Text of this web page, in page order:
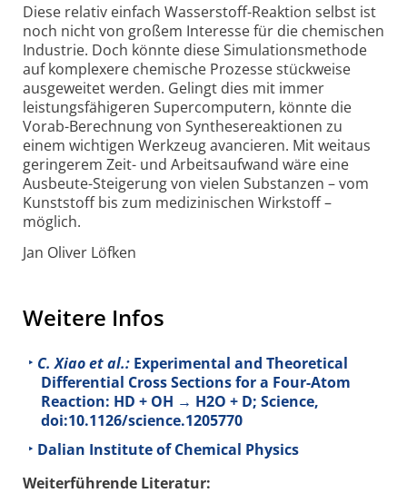
Diese relativ einfach Wasserstoff-Reaktion selbst ist
noch nicht von großem Interesse für die chemischen
Industrie. Doch könnte diese Simulationsmethode
auf komplexere chemische Prozesse stückweise
ausgeweitet werden. Gelingt dies mit immer
leistungsfähigeren Supercomputern, könnte die
Vorab-Berechnung von Synthesereaktionen zu
einem wichtigen Werkzeug avancieren. Mit weitaus
geringerem Zeit- und Arbeitsaufwand wäre eine
Ausbeute-Steigerung von vielen Substanzen – vom
Kunststoff bis zum medizinischen Wirkstoff –
möglich.
Jan Oliver Löfken
Weitere Infos
C. Xiao et al.: Experimental and Theoretical
Differential Cross Sections for a Four-Atom
Reaction: HD + OH → H2O + D; Science,
doi:10.1126/science.1205770
Dalian Institute of Chemical Physics
Weiterführende Literatur: